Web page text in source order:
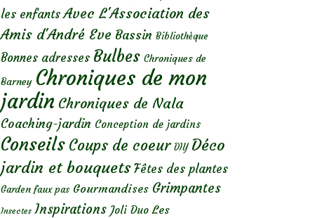
les enfants Avec L'Association des
Amis d'André Eve Bassin Bibliothèque
Bonnes adresses Bulbes Chroniques de
Barney Chroniques de mon
jardin Chroniques de Nala
Coaching-jardin Conception de jardins
Conseils Coups de coeur DIY Déco
jardin et bouquets Fêtes des plantes
Garden faux pas Gourmandises Grimpantes
Insectes Inspirations Joli Duo Les